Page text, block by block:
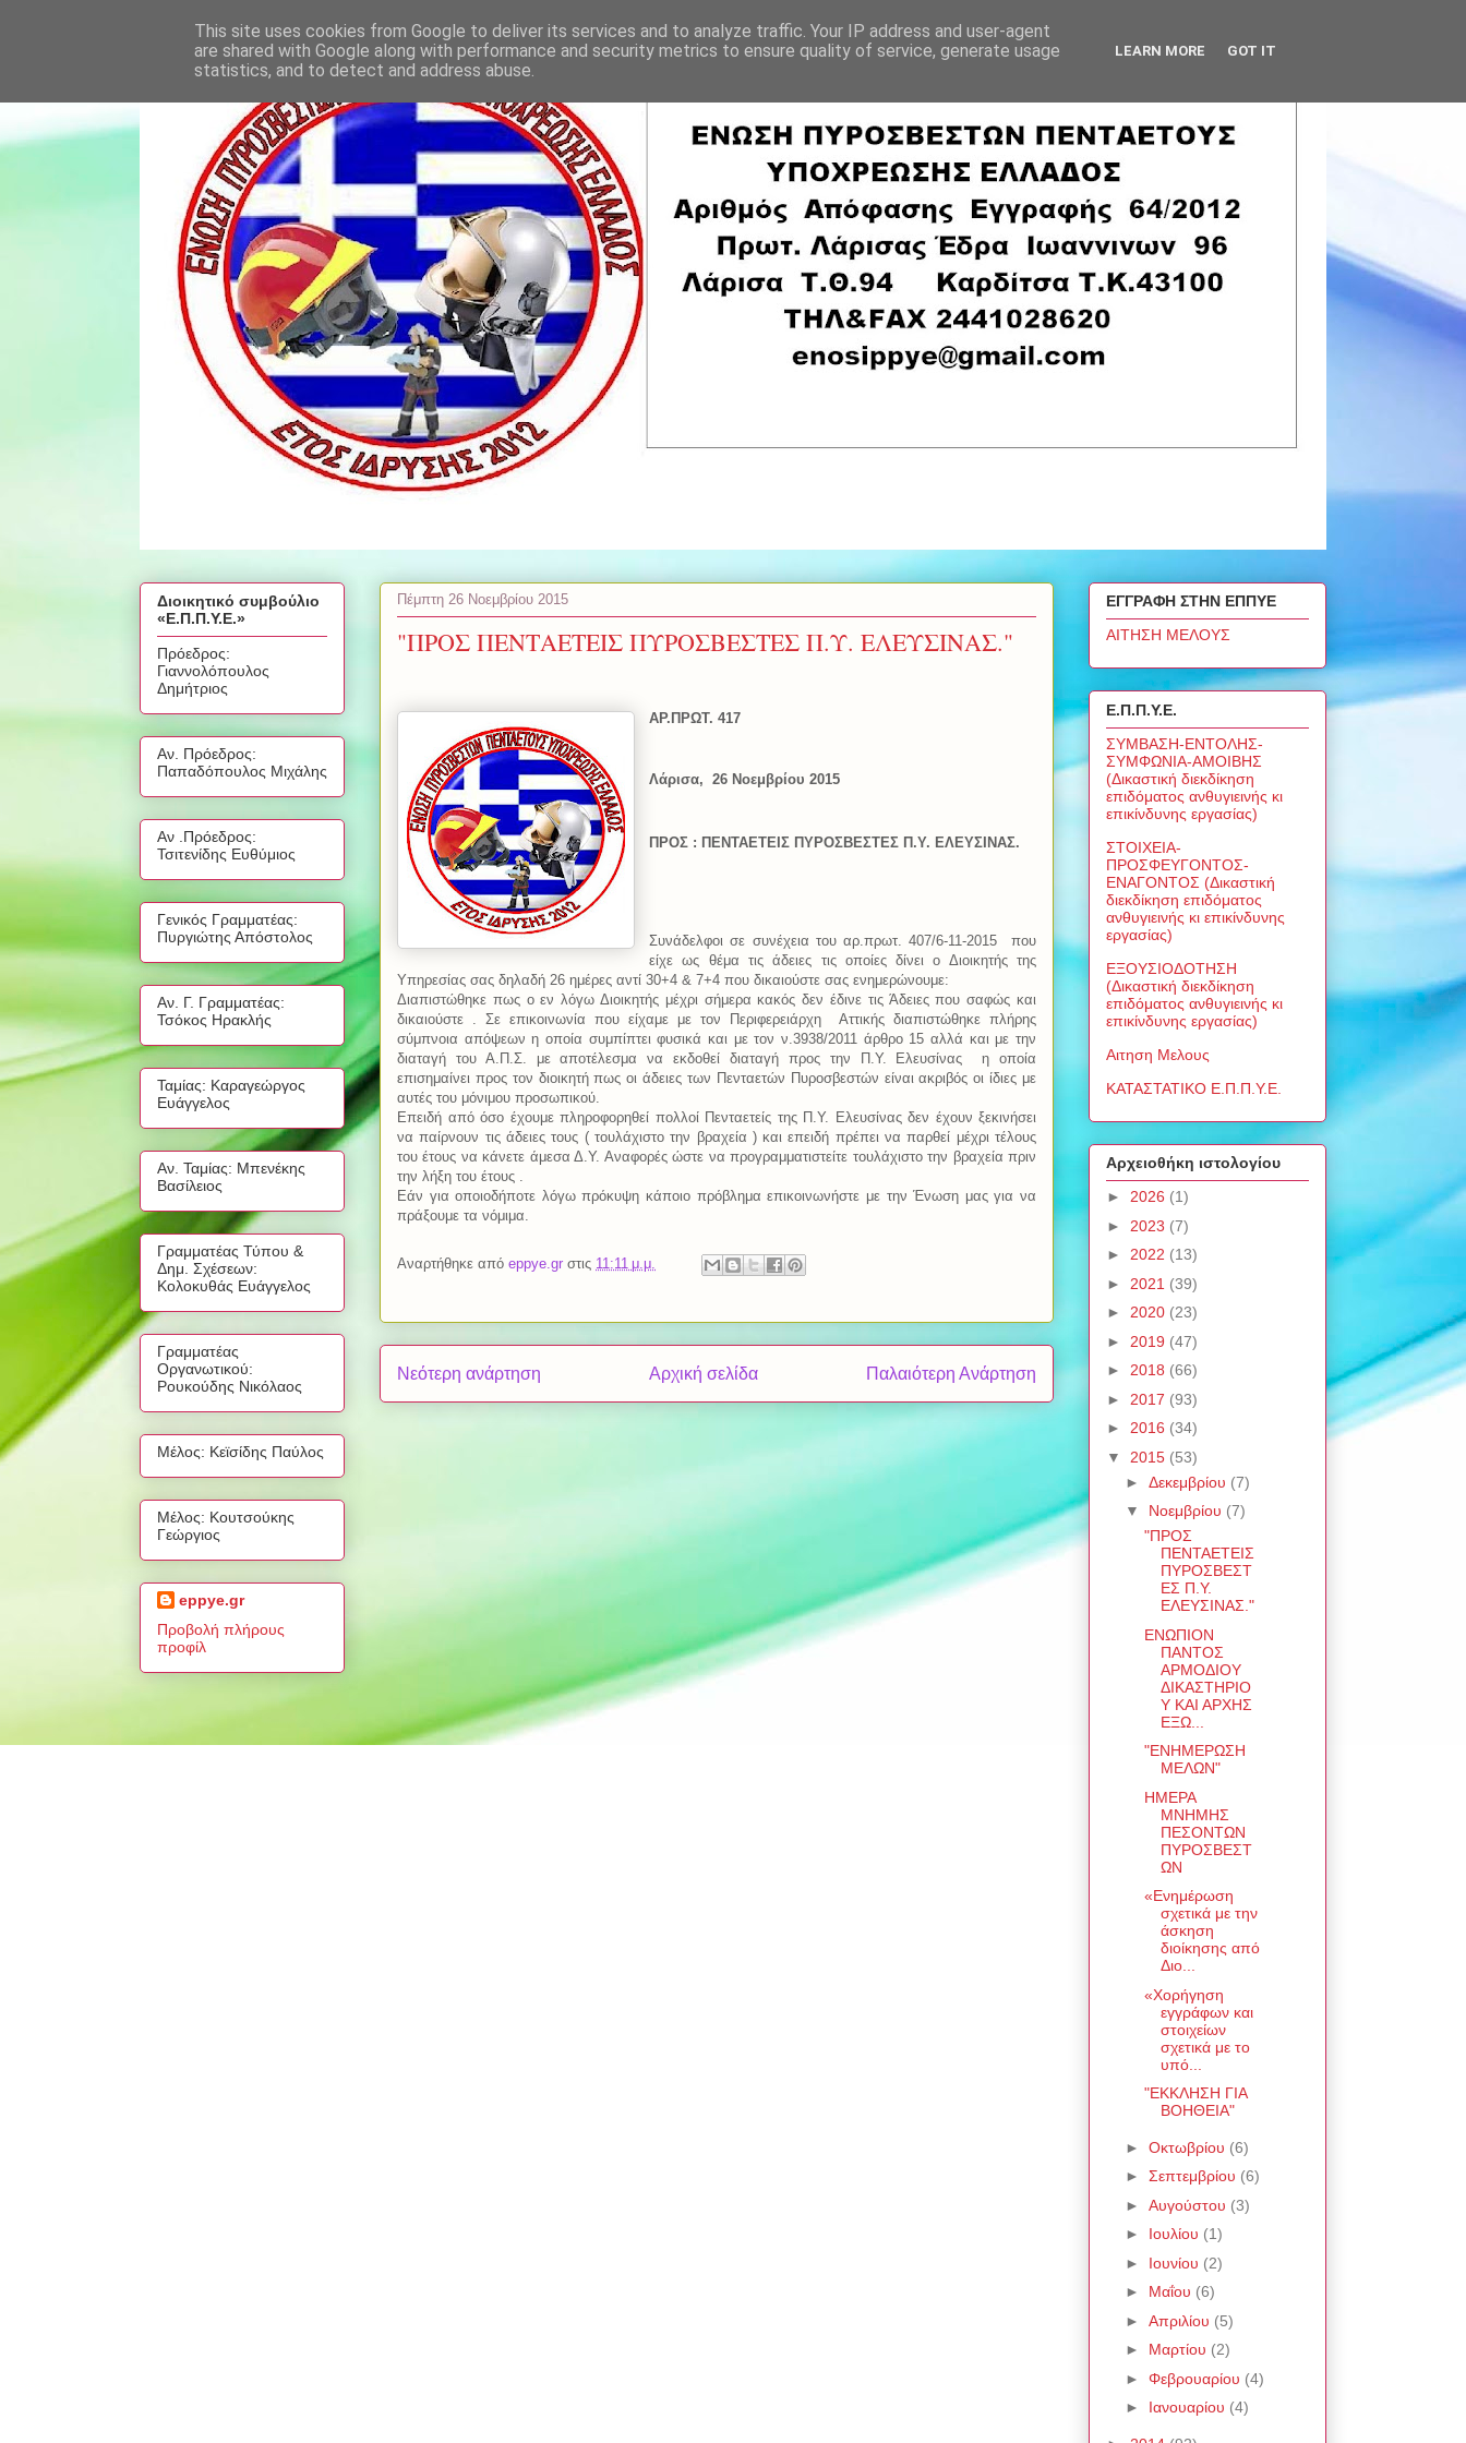
Πέμπτη 26 Νοεμβρίου 2015
"ΠΡΟΣ ΠΕΝΤΑΕΤΕΙΣ ΠΥΡΟΣΒΕΣΤΕΣ Π.Υ. ΕΛΕΥΣΙΝΑΣ."
ΑΡ.ΠΡΩΤ. 417
Λάρισα, 26 Νοεμβρίου 2015
ΠΡΟΣ : ΠΕΝΤΑΕΤΕΙΣ ΠΥΡΟΣΒΕΣΤΕΣ Π.Υ. ΕΛΕΥΣΙΝΑΣ.
Συνάδελφοι σε συνέχεια του αρ.πρωτ. 407/6-11-2015
που
είχε ως θέμα τις άδειες τις οποίες δίνει ο Διοικητής της
Υπηρεσίας σας δηλαδή 26 ημέρες αντί 30+4 & 7+4 που δικαιούστε σας ενημερώνουμε:
Διαπιστώθηκε πως ο εν λόγω Διοικητής μέχρι σήμερα κακός δεν έδινε τις Άδειες που σαφώς και
δικαιούστε . Σε επικοινωνία που είχαμε με τον Περιφερειάρχη
Αττικής διαπιστώθηκε πλήρης
σύμπνοια απόψεων η οποία συμπίπτει φυσικά και με τον ν.3938/2011 άρθρο 15 αλλά και με την
διαταγή του Α.Π.Σ. με αποτέλεσμα να εκδοθεί διαταγή προς την Π.Υ. Ελευσίνας
η οποία
επισημαίνει προς τον διοικητή πως οι άδειες των Πενταετών Πυροσβεστών είναι ακριβός οι ίδιες με
αυτές του μόνιμου προσωπικού.
Επειδή από όσο έχουμε πληροφορηθεί πολλοί Πενταετείς της Π.Υ. Ελευσίνας δεν έχουν ξεκινήσει
να παίρνουν τις άδειες τους ( τουλάχιστο την βραχεία ) και επειδή πρέπει να παρθεί μέχρι τέλους
του έτους να κάνετε άμεσα Δ.Υ. Αναφορές ώστε να προγραμματιστείτε τουλάχιστο την βραχεία πριν
την λήξη του έτους .
Εάν για οποιοδήποτε λόγω πρόκυψη κάποιο πρόβλημα επικοινωνήστε με την Ένωση μας για να
πράξουμε τα νόμιμα.
Αναρτήθηκε από eppye.gr στις 11:11 μ.μ.
Νεότερη ανάρτηση Παλαιότερη Ανάρτηση
Αρχική σελίδα
Διοικητικό συμβούλιο
«Ε.Π.Π.Υ.Ε.»
Πρόεδρος:
Γιαννολόπουλος
Δημήτριος
Αν. Πρόεδρος:
Παπαδόπουλος Μιχάλης
Αν .Πρόεδρος:
Τσιτενίδης Ευθύμιος
Γενικός Γραμματέας:
Πυργιώτης Απόστολος
Αν. Γ. Γραμματέας:
Τσόκος Ηρακλής
Ταμίας: Καραγεώργος
Ευάγγελος
Αν. Ταμίας: Μπενέκης
Βασίλειος
Γραμματέας Τύπου &
Δημ. Σχέσεων:
Κολοκυθάς Ευάγγελος
Γραμματέας
Οργανωτικού:
Ρουκούδης Νικόλαος
Μέλος: Κεϊσίδης Παύλος
Μέλος: Κουτσούκης
Γεώργιος
eppye.gr
Προβολή πλήρους
προφίλ
ΕΓΓΡΑΦΗ ΣΤΗΝ ΕΠΠΥΕ
ΑΙΤΗΣΗ ΜΕΛΟΥΣ
Ε.Π.Π.Υ.Ε.
ΣΥΜΒΑΣΗ-ΕΝΤΟΛΗΣ-
ΣΥΜΦΩΝΙΑ-ΑΜΟΙΒΗΣ
(Δικαστική διεκδίκηση
επιδόματος ανθυγιεινής κι
επικίνδυνης εργασίας)
ΣΤΟΙΧΕΙΑ-
ΠΡΟΣΦΕΥΓΟΝΤΟΣ-
ΕΝΑΓΟΝΤΟΣ (Δικαστική
διεκδίκηση επιδόματος
ανθυγιεινής κι επικίνδυνης
εργασίας)
ΕΞΟΥΣΙΟΔΟΤΗΣΗ
(Δικαστική διεκδίκηση
επιδόματος ανθυγιεινής κι
επικίνδυνης εργασίας)
Αιτηση Μελους
ΚΑΤΑΣΤΑΤΙΚΟ Ε.Π.Π.Υ.Ε.
Αρχειοθήκη ιστολογίου
► 2026 (1)
► 2023 (7)
► 2022 (13)
► 2021 (39)
► 2020 (23)
► 2019 (47)
► 2018 (66)
► 2017 (93)
► 2016 (34)
▼ 2015 (53)
► Δεκεμβρίου (7)
▼ Νοεμβρίου (7)
"ΠΡΟΣ
ΠΕΝΤΑΕΤΕΙΣ
ΠΥΡΟΣΒΕΣΤ
ΕΣ Π.Υ.
ΕΛΕΥΣΙΝΑΣ."
ΕΝΩΠΙΟΝ
ΠΑΝΤΟΣ
ΑΡΜΟΔΙΟΥ
ΔΙΚΑΣΤΗΡΙΟ
Υ ΚΑΙ ΑΡΧΗΣ
ΕΞΩ...
"ΕΝΗΜΕΡΩΣΗ
ΜΕΛΩΝ"
ΗΜΕΡΑ
ΜΝΗΜΗΣ
ΠΕΣΟΝΤΩΝ
ΠΥΡΟΣΒΕΣΤ
ΩΝ
«Ενημέρωση
σχετικά με την
άσκηση
διοίκησης από
Διο...
«Χορήγηση
εγγράφων και
στοιχείων
σχετικά με το
υπό...
"ΕΚΚΛΗΣΗ ΓΙΑ
ΒΟΗΘΕΙΑ"
► Οκτωβρίου (6)
► Σεπτεμβρίου (6)
► Αυγούστου (3)
► Ιουλίου (1)
► Ιουνίου (2)
► Μαΐου (6)
► Απριλίου (5)
► Μαρτίου (2)
► Φεβρουαρίου (4)
► Ιανουαρίου (4)
This site uses cookies from Google to deliver its services and to analyze traffic. Your IP address and user-agent
are shared with Google along with performance and security metrics to ensure quality of service, generate usage
statistics, and to detect and address abuse.
LEARN MORE GOT IT